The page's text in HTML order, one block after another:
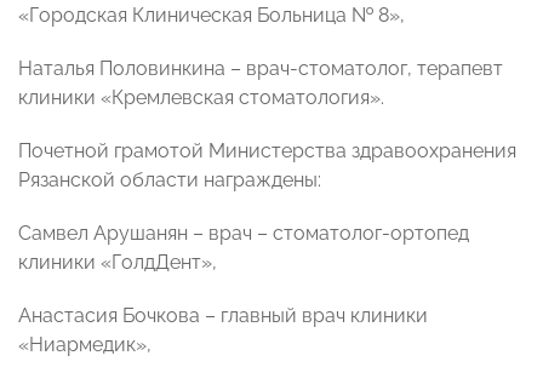
«Городская Клиническая Больница № 8»,
Наталья Половинкина – врач-стоматолог, терапевт
клиники «Кремлевская стоматология».
Почетной грамотой Министерства здравоохранения
Рязанской области награждены:
Самвел Арушанян – врач – стоматолог-ортопед
клиники «ГолдДент»,
Анастасия Бочкова – главный врач клиники
«Ниармедик»,